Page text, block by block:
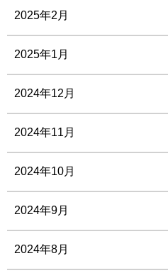
2025年2月
2025年1月
2024年12月
2024年11月
2024年10月
2024年9月
2024年8月